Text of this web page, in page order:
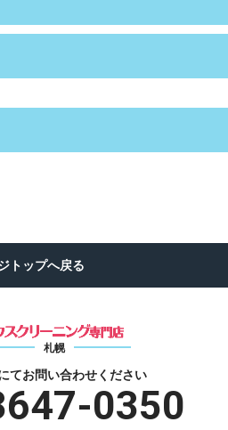
札幌
てお問い合わせください
0350